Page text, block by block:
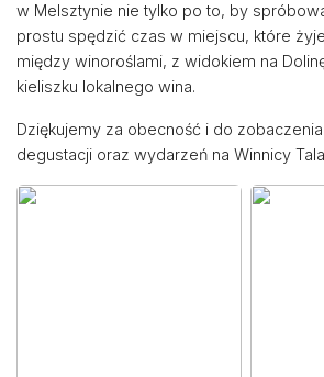
w Melsztynie nie tylko po to, by
prostu spędzić czas w miejscu, które
między winoroślami, z widokiem na
kieliszku lokalnego wina.
Dziękujemy za obecność i do
degustacji oraz wydarzeń na Winnicy